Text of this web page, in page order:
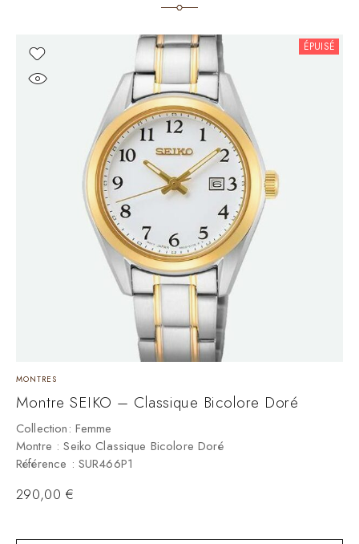
ÉPUISÉ
MONTRES
Montre SEIKO – Classique Bicolore Doré
Collection: Femme
Montre : Seiko Classique Bicolore Doré
Référence : SUR466P1
290,00 €